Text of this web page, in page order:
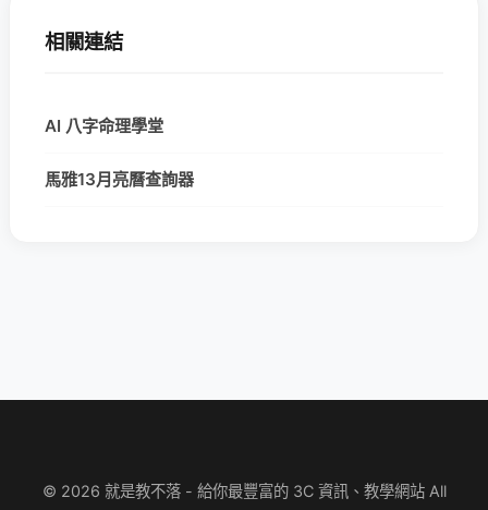
相關連結
AI 八字命理學堂
馬雅13月亮曆查詢器
© 2026 就是教不落 - 給你最豐富的 3C 資訊、教學網站 All